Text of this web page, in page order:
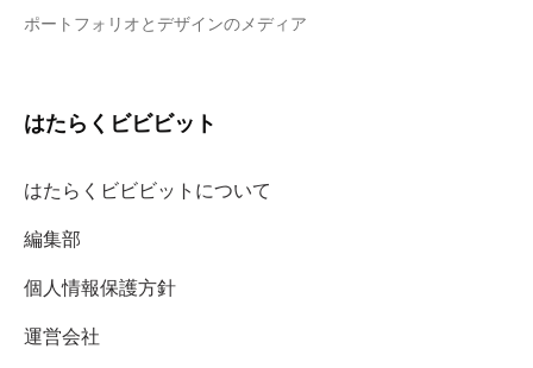
ポートフォリオとデザインのメディア
はたらくビビビット
はたらくビビビットについて
編集部
個人情報保護方針
運営会社